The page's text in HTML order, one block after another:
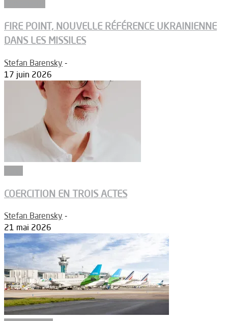
FIRE POINT, NOUVELLE RÉFÉRENCE UKRAINIENNE
DANS LES MISSILES
Stefan Barensky -
17 juin 2026
COERCITION EN TROIS ACTES
Stefan Barensky -
21 mai 2026